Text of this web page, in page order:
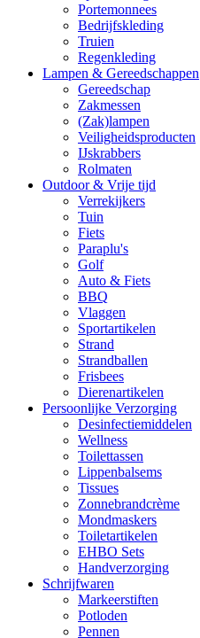
Portemonnees
Bedrijfskleding
Truien
Regenkleding
Lampen & Gereedschappen
Gereedschap
Zakmessen
(Zak)lampen
Veiligheidsproducten
IJskrabbers
Rolmaten
Outdoor & Vrije tijd
Verrekijkers
Tuin
Fiets
Paraplu's
Golf
Auto & Fiets
BBQ
Vlaggen
Sportartikelen
Strand
Strandballen
Frisbees
Dierenartikelen
Persoonlijke Verzorging
Desinfectiemiddelen
Wellness
Toilettassen
Lippenbalsems
Tissues
Zonnebrandcrème
Mondmaskers
Toiletartikelen
EHBO Sets
Handverzorging
Schrijfwaren
Markeerstiften
Potloden
Pennen